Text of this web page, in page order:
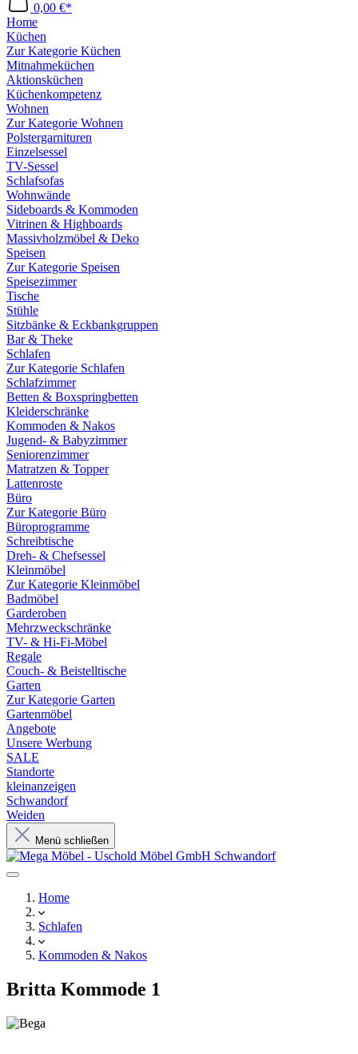
0,00 €*
Home
Küchen
Zur Kategorie Küchen
Mitnahmeküchen
Aktionsküchen
Küchenkompetenz
Wohnen
Zur Kategorie Wohnen
Polstergarnituren
Einzelsessel
TV-Sessel
Schlafsofas
Wohnwände
Sideboards & Kommoden
Vitrinen & Highboards
Massivholzmöbel & Deko
Speisen
Zur Kategorie Speisen
Speisezimmer
Tische
Stühle
Sitzbänke & Eckbankgruppen
Bar & Theke
Schlafen
Zur Kategorie Schlafen
Schlafzimmer
Betten & Boxspringbetten
Kleiderschränke
Kommoden & Nakos
Jugend- & Babyzimmer
Seniorenzimmer
Matratzen & Topper
Lattenroste
Büro
Zur Kategorie Büro
Büroprogramme
Schreibtische
Dreh- & Chefsessel
Kleinmöbel
Zur Kategorie Kleinmöbel
Badmöbel
Garderoben
Mehrzweckschränke
TV- & Hi-Fi-Möbel
Regale
Couch- & Beistelltische
Garten
Zur Kategorie Garten
Gartenmöbel
Angebote
Unsere Werbung
SALE
Standorte
kleinanzeigen
Schwandorf
Weiden
Menü schließen
Home
Schlafen
Kommoden & Nakos
Britta Kommode 1